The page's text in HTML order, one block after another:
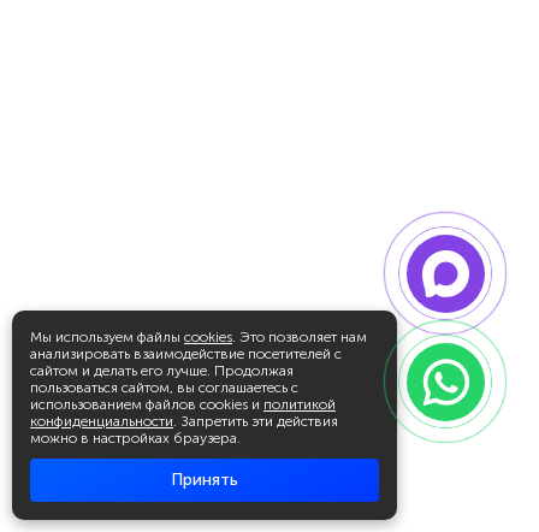
Мы используем файлы cookies. Это позволяет нам
анализировать взаимодействие посетителей с
сайтом и делать его лучше. Продолжая
пользоваться сайтом, вы соглашаетесь с
использованием файлов cookies и политикой
конфиденциальности. Запретить эти действия
можно в настройках браузера.
Принять